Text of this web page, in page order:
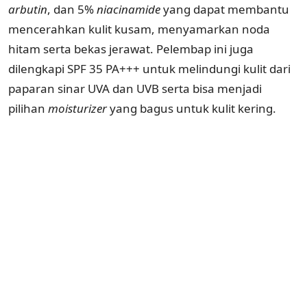
arbutin, dan 5%niacinamideyang dapat membantu
mencerahkan kulit kusam, menyamarkan noda
hitam serta bekas jerawat. Pelembap ini juga
dilengkapi SPF 35 PA+++ untuk melindungi kulit dari
paparan sinar UVA dan UVB serta bisa menjadi
pilihan moisturizeryang bagus untuk kulit kering.